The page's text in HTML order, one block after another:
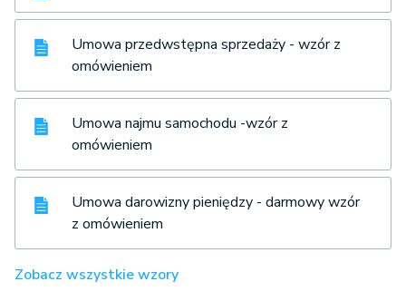
Umowa przedwstępna sprzedaży - wzór z
omówieniem
Umowa najmu samochodu -wzór z
omówieniem
Umowa darowizny pieniędzy - darmowy wzór
z omówieniem
Zobacz wszystkie wzory